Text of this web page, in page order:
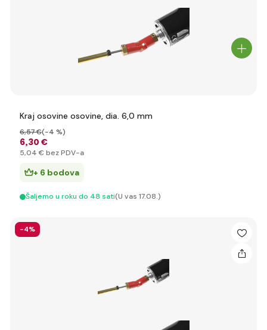
Kraj osovine osovine, dia. 6,0 mm
6,30 €
6,57 €(-4 %)
5,04 € bez PDV-a
+ 6 bodova
Šaljemo u roku do 48 sati(U vas 17.08.)
-4%